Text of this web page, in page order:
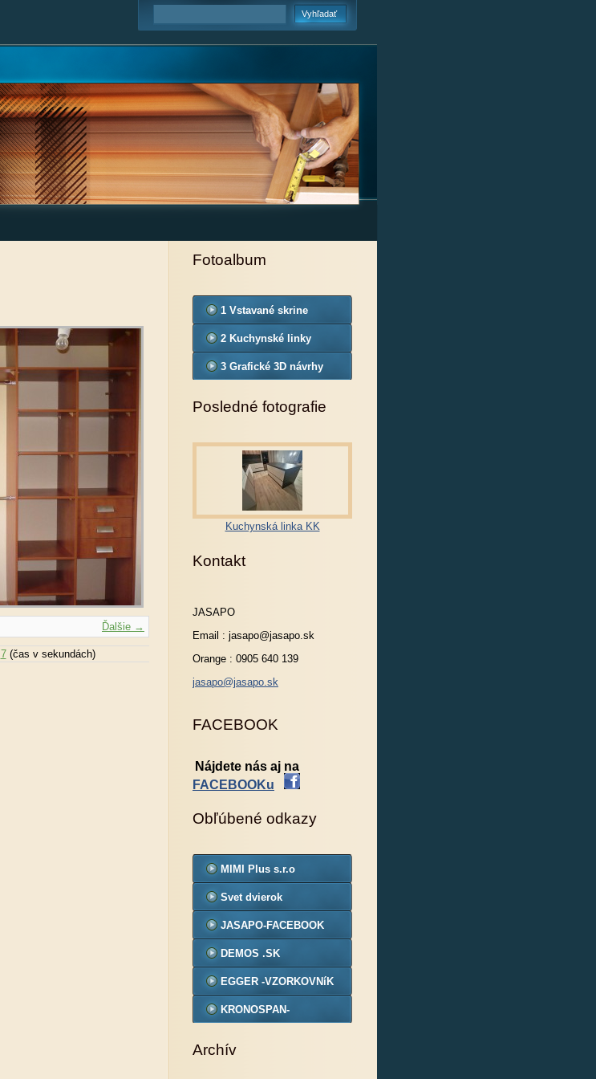
Ďalšie →
7(čas v sekundách)
Fotoalbum
1 Vstavané skrine
2 Kuchynské linky
3 Grafické 3D návrhy
Posledné fotografie
Kuchynská linka KK
Kontakt
JASAPO
Email : jasapo@jasapo.sk
Orange : 0905 640 139
jasapo@jasapo.sk
FACEBOOK
Nájdete nás aj na
FACEBOOKu
Obľúbené odkazy
MIMI Plus s.r.o
Svet dvierok
JASAPO-FACEBOOK
DEMOS .SK
EGGER -VZORKOVNíK
KRONOSPAN-
Archív